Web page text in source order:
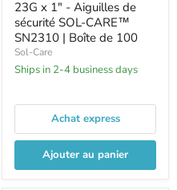
23G x 1" - Aiguilles de
sécurité SOL-CARE™
SN2310 | Boîte de 100
Sol-Care
Ships in 2-4 business days
Achat express
Ajouter au panier